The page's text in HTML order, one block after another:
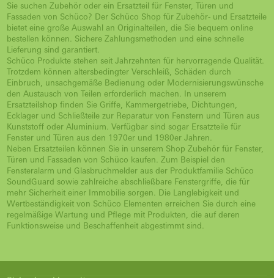
Sie suchen Zubehör oder ein Ersatzteil für Fenster, Türen und
Fassaden von Schüco? Der Schüco Shop für Zubehör- und Ersatzteile
bietet eine große Auswahl an Originalteilen, die Sie bequem online
bestellen können. Sichere Zahlungsmethoden und eine schnelle
Lieferung sind garantiert.
Schüco Produkte stehen seit Jahrzehnten für hervorragende Qualität.
Trotzdem können altersbedingter Verschleiß, Schäden durch
Einbruch, unsachgemäße Bedienung oder Modernisierungswünsche
den Austausch von Teilen erforderlich machen. In unserem
Ersatzteilshop finden Sie Griffe, Kammergetriebe, Dichtungen,
Ecklager und Schließteile zur Reparatur von Fenstern und Türen aus
Kunststoff oder Aluminium. Verfügbar sind sogar Ersatzteile für
Fenster und Türen aus den 1970er und 1980er Jahren.
Neben Ersatzteilen können Sie in unserem Shop Zubehör für Fenster,
Türen und Fassaden von Schüco kaufen. Zum Beispiel den
Fensteralarm und Glasbruchmelder aus der Produktfamilie Schüco
SoundGuard sowie zahlreiche abschließbare Fenstergriffe, die für
mehr Sicherheit einer Immobilie sorgen. Die Langlebigkeit und
Wertbeständigkeit von Schüco Elementen erreichen Sie durch eine
regelmäßige Wartung und Pflege mit Produkten, die auf deren
Funktionsweise und Beschaffenheit abgestimmt sind.